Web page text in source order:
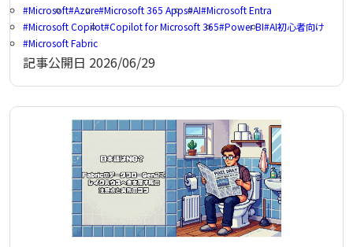
Microsoft Azure Microsoft 365 Apps AI Microsoft Entra
Microsoft Copilot Copilot for Microsoft 365 Power BI AI初心者向け
Microsoft Fabric
記事公開日 2026/06/29